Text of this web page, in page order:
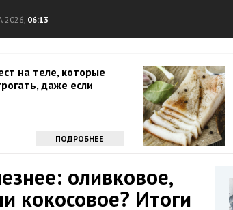
2026, 06:13
на теле, которые
даже если
ПОДРОБНЕЕ
оливковое,
кокосовое? Итоги